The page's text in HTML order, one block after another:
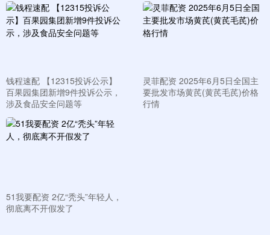
钱程速配 【12315投诉公示】
百果园集团新增9件投诉公示，
涉及食品安全问题等
灵菲配资 2025年6月5日全国主
要批发市场黄芪(黄芪毛芪)价格
行情
51我要配资 2亿“秃头”年轻人，
彻底离不开假发了